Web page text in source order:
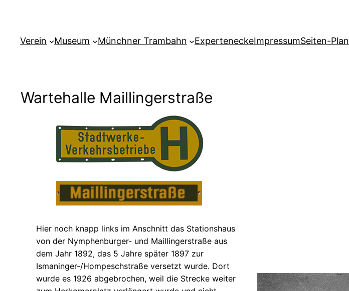
Verein Museum Münchner Trambahn ExperteneckeImpressumSeiten-Plan
Wartehalle Maillingerstraße
Hier noch knapp links im Anschnitt das Stationshaus
von der Nymphenburger- und Maillingerstraße aus
dem Jahr 1892, das 5 Jahre später 1897 zur
Ismaninger-/Hompeschstraße versetzt wurde. Dort
wurde es 1926 abgebrochen, weil die Strecke weiter